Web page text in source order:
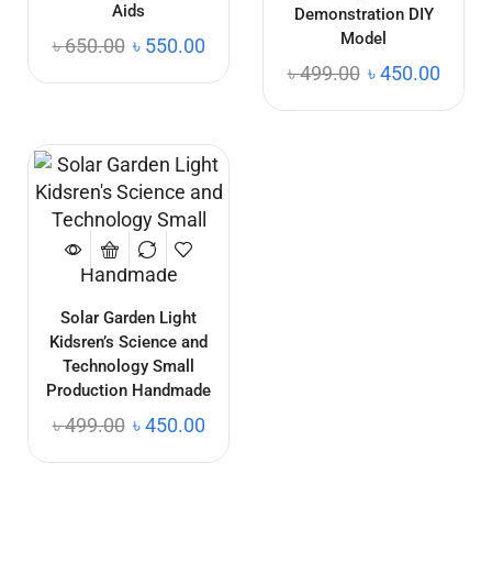
Aids
৳650.00 ৳ 550.00
Demonstration DIY
Model
৳499.00 ৳450.00
Solar Garden Light
Kidsren’s Science and
Technology Small
Production Handmade
৳499.00 ৳450.00